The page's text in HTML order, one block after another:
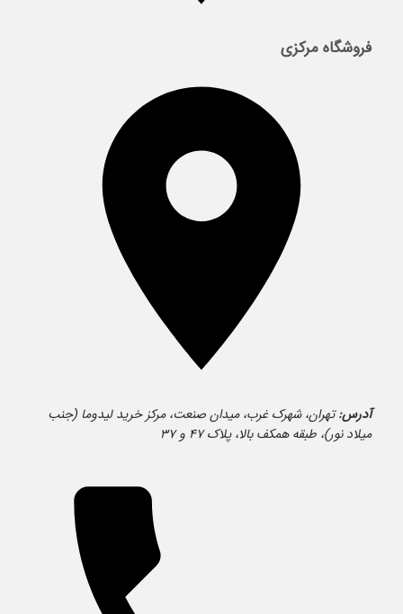
فروشگاه مرکزی
آدرس:تهران، شهرک غرب، میدان صنعت، مرکز خرید لیدوما (جنب
میلاد نور)، طبقه همکف بالا، پلاک ۴۷ و ۳۷